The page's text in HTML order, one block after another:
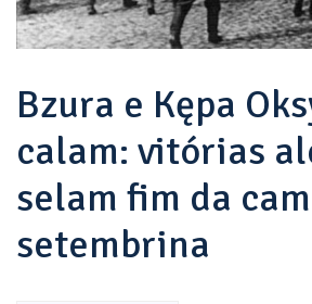
Bzura e Kępa
calam: vitórias
selam fim da
setembrina